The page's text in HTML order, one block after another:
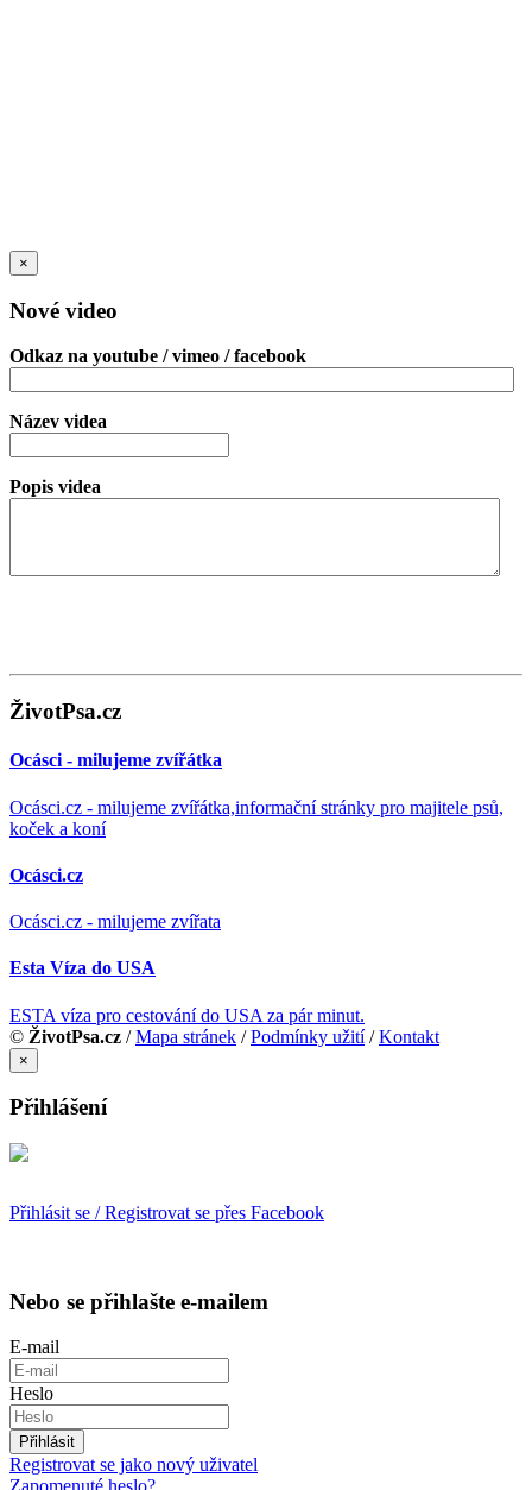
×
Nové video
Odkaz na youtube / vimeo / facebook
Název videa
Popis videa
ŽivotPsa.cz
Ocásci - milujeme zvířátka
Ocásci.cz - milujeme zvířátka,informační stránky pro majitele psů,
koček a koní
Ocásci.cz
Ocásci.cz - milujeme zvířata
Esta Víza do USA
ESTA víza pro cestování do USA za pár minut.
© ŽivotPsa.cz /Mapa stránek /Podmínky užití/Kontakt
×
Přihlášení
Přihlásit se / Registrovat se přes Facebook
Nebo se přihlašte e-mailem
E-mail
Heslo
Přihlásit
Registrovat se jako nový uživatel